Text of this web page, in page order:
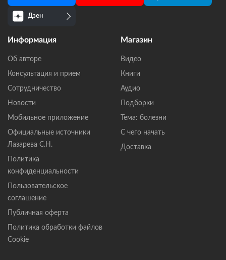
Дзен
Информация
Об авторе
Консультация и прием
Сотрудничество
Новости
Мобильное приложение
Официальные источники
Лазарева С.Н.
Политика
конфиденциальности
Пользовательское
соглашение
Публичная оферта
Политика обработки файлов
Cookie
Магазин
Видео
Книги
Аудио
Подборки
Тема: болезни
С чего начать
Доставка